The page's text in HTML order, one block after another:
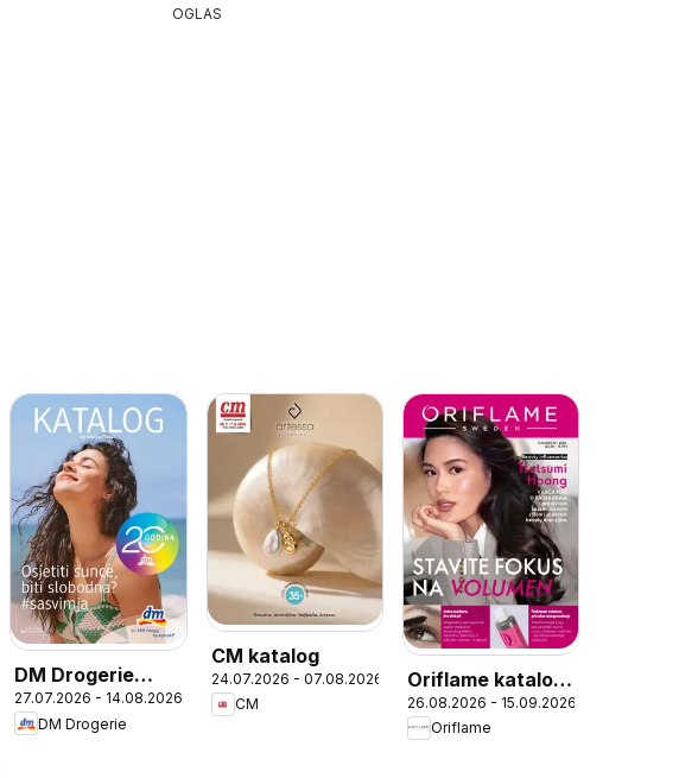
OGLAS
DM Drogerie
katalog
27.07.2026 - 14.08.2026
DM Drogerie
CM katalog
24.07.2026 - 07.08.2026
CM
Oriflame katalog
12
26.08.2026 - 15.09.2026
Oriflame